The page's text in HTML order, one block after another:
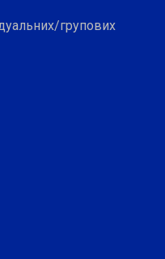
групових